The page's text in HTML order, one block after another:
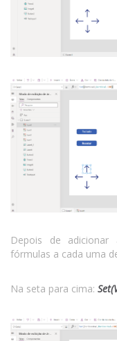
Depois de
fórmulas a cada uma
Na seta para cima: